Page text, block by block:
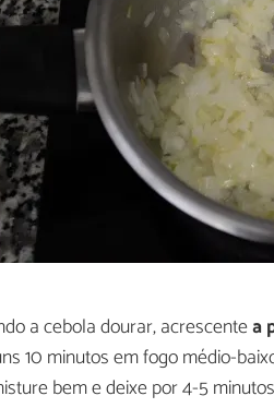
a cebola dourar, acrescentea
10 minutos em fogo médio-
bem e deixe por 4-5